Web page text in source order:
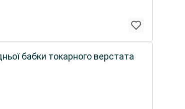
бабки токарного верстата